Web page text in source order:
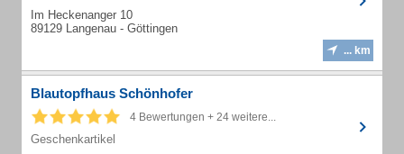
Im Heckenanger 10
89129 Langenau - Göttingen
... km
Blautopfhaus Schönhofer
4 Bewertungen + 24 weitere...
Geschenkartikel